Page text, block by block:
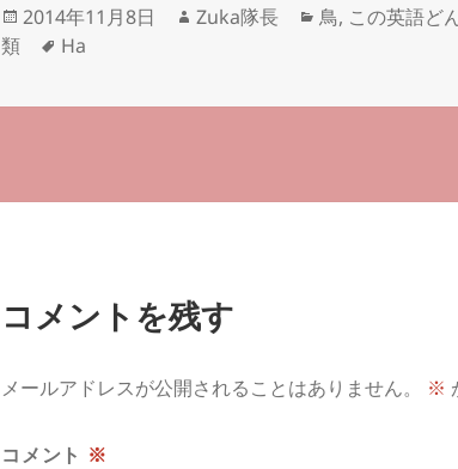
投
2014年11月8日
作
Zuka隊長
カ
リ
鳥, この英語ど
類
タ
Ha
コメントを残す
メールアドレスが公開されることはありません。 ※
コメント ※